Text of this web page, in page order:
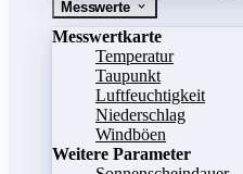
Messwerte
Messwertkarte
Temperatur
Taupunkt
Luftfeuchtigkeit
Niederschlag
Windböen
Weitere Parameter